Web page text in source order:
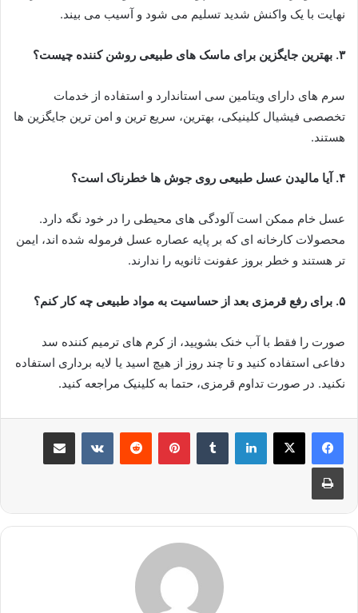
نهایت با یک واکنش شدید تسلیم می شود و آسیب می بیند.
۳. ​بهترین جایگزین برای ماسک های طبیعی روشن کننده چیست؟
سرم های دارای ویتامین سی استاندارد و استفاده از خدمات
تخصصی فیشیال کلینیکی، بهترین، سریع ترین و امن ترین جایگزین ها
هستند.
۴. ​آیا مالیدن عسل طبیعی روی جوش ها خطرناک است؟
عسل خام ممکن است آلودگی های محیطی را در خود نگه دارد.
محصولات کارخانه ای که بر پایه عصاره عسل فرموله شده اند، ایمن
تر هستند و خطر بروز عفونت ثانویه را ندارند.
۵. ​برای رفع قرمزی بعد از حساسیت به مواد طبیعی چه کار کنم؟
صورت را فقط با آب خنک بشویید، از کرم های ترمیم کننده سد
دفاعی استفاده کنید و تا چند روز از هیچ اسید یا لایه برداری استفاده
نکنید. در صورت تداوم قرمزی، حتما به کلینیک مراجعه کنید.
لینکدین ‫تامبلر ‫پین‌ترست‫رددیت ‫VKontakteاشتراک گذاری از طریق ایمیل
چاپ